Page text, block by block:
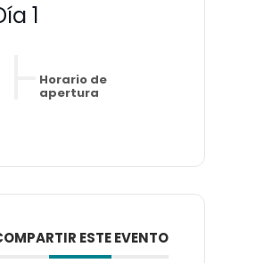
1
Horario de
apertura
ESTE EVENTO